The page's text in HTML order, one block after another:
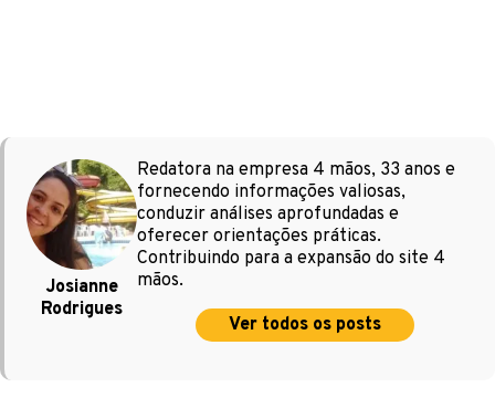
Josianne
Rodrigues
Redatora na empresa 4 mãos, 33 anos e
fornecendo informações valiosas,
conduzir análises aprofundadas e
oferecer orientações práticas.
Contribuindo para a expansão do site 4
mãos.
Ver todos os posts